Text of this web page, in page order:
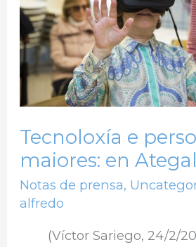
Tecnoloxía e
maiores: en
Notas de prensa,
alfredo
(Víctor Sariego, 24/2/
en
Ategal,
si!